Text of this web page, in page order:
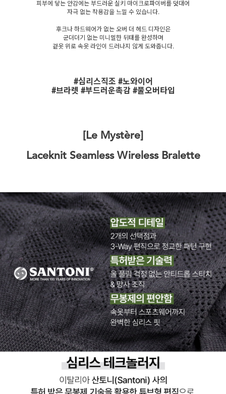
피부에 닿는 안감에는 부드러운 실키 마이크로파이버를 덧대어
자극 없는 착용감을 느낄 수 있습니다.
후크나 하드웨어가 없는 오버 더 헤드 디자인은
군더더기 없는 미니멀한 뒤태를 완성하며
겉옷 위로 속옷 라인이 드러나지 않게 도와줍니다.
#심리스직조 #노와이어
#브라렛 #부드러운촉감 #풀오버타입
[Le Mystère]
Laceknit Seamless Wireless Bralette